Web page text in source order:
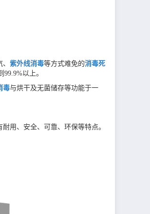
紫外线消毒等方式难免的消毒死
以上。
毒与烘干及无菌储存等功能于一
用、安全、可靠、环保等特点。